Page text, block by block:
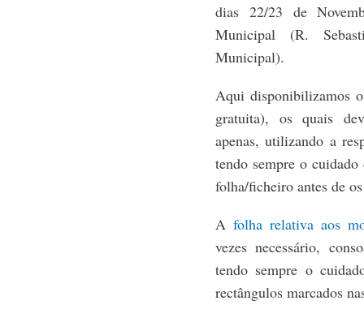
dias 22/23 de
Municipal (R.
Municipal).
Aqui disponibilizamos
gratuita), os quais
apenas, utilizando a
tendo sempre o
folha/ficheiro antes de
A folha relativa aos
vezes necessário,
tendo sempre o
rectângulos marcados